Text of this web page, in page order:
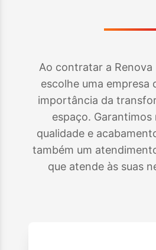
Ao contratar a Renova
escolhe uma empresa
importância da
espaço. Garantimos
qualidade e
também um
que atende às suas